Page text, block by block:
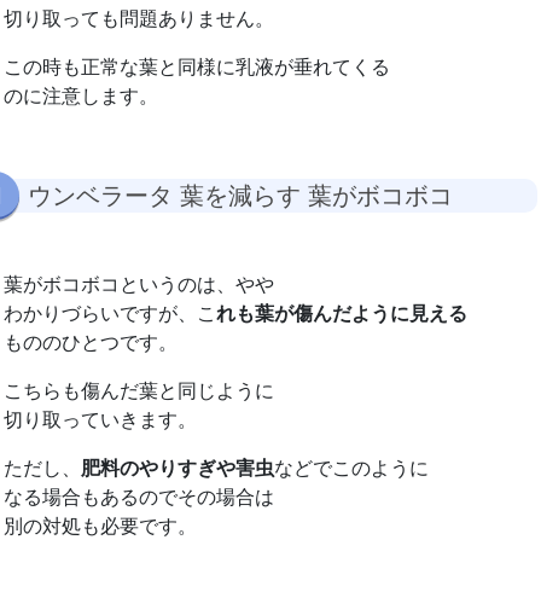
切り取っても問題ありません。
この時も正常な葉と同様に乳液が垂れてくる
のに注意します。
ウンベラータ 葉を減らす 葉がボコボコ
葉がボコボコというのは、やや
わかりづらいですが、こ れも葉が傷んだように見える
もののひとつです。
こちらも傷んだ葉と同じように
切り取っていきます。
ただし、 肥料のやりすぎや害虫などでこのように
なる場合もあるのでその場合は
別の対処も必要です。